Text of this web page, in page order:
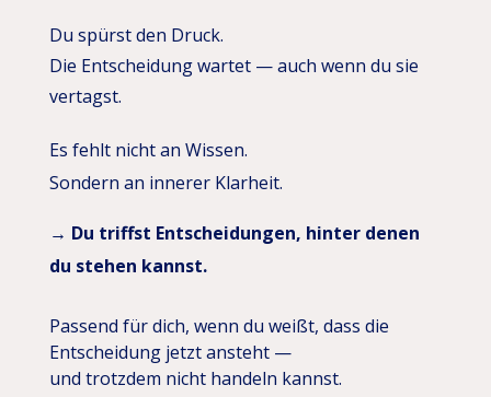
Du spürst den Druck.
Die Entscheidung wartet — auch wenn du sie
vertagst.
Es fehlt nicht an Wissen.
Sondern an innerer Klarheit.
→ Du triffst Entscheidungen, hinter denen
du stehen kannst.
Passend für dich, wenn du weißt, dass die
Entscheidung jetzt ansteht —
und trotzdem nicht handeln kannst.